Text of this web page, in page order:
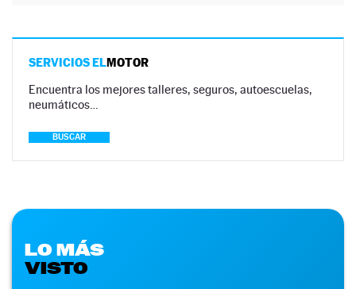
SERVICIOS ELMOTOR
Encuentra los mejores talleres, seguros, autoescuelas,
neumáticos…
BUSCAR
LO MÁS
VISTO